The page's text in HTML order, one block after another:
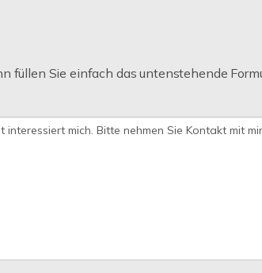
Sie einfach das untenstehende